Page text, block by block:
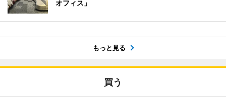
オフィス」
もっと見る
買う